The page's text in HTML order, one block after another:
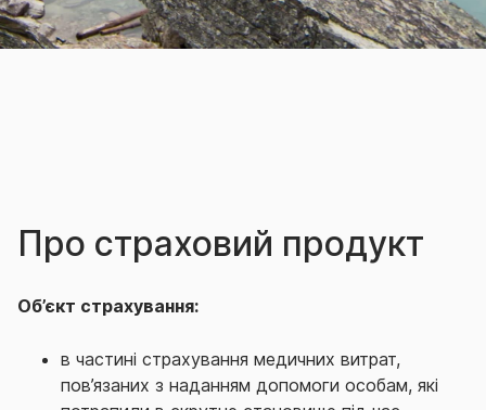
Про страховий продукт
Об’єкт страхування:
в частині страхування медичних витрат,
пов’язаних з наданням допомоги особам, які